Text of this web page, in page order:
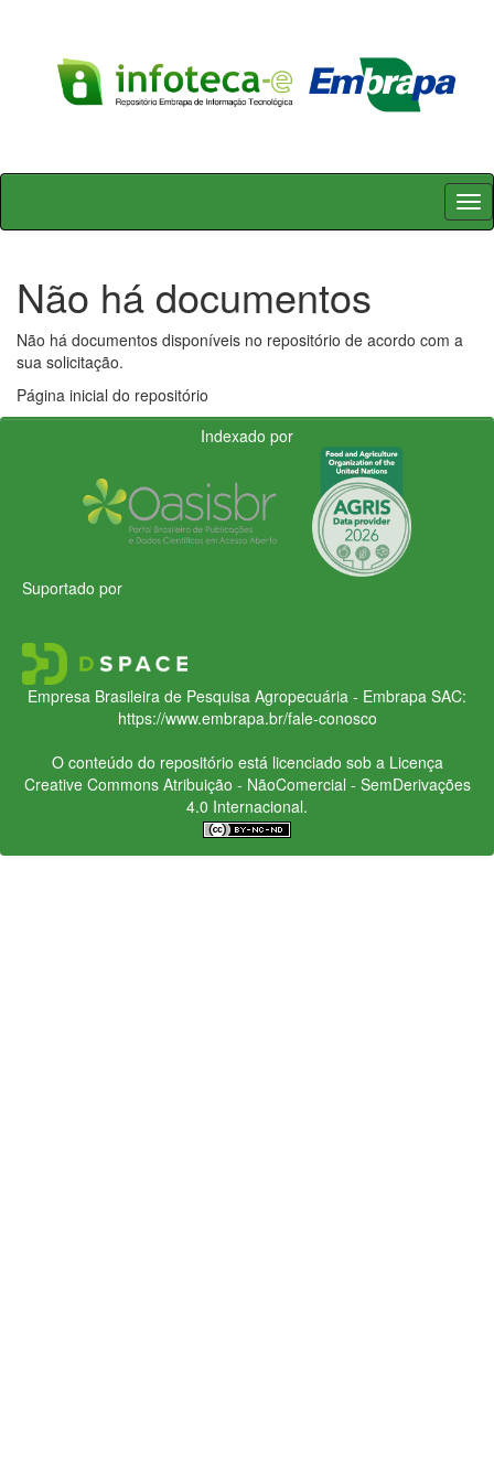
Skip
Não há documentos
Não há documentos disponíveis no repositório de acordo com a
sua solicitação.
Página inicial do repositório
Indexado por
Suportado por
Empresa Brasileira de Pesquisa Agropecuária - Embrapa SAC:
https://www.embrapa.br/fale-conosco
O conteúdo do repositório está licenciado sob a Licença
Creative CommonsAtribuição - NãoComercial - SemDerivações
4.0 Internacional.